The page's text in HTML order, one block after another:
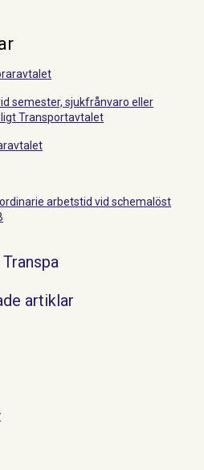
semester, sjukfrånvaro eller
Transportavtalet
arbetstid vid schemalöst
artiklar